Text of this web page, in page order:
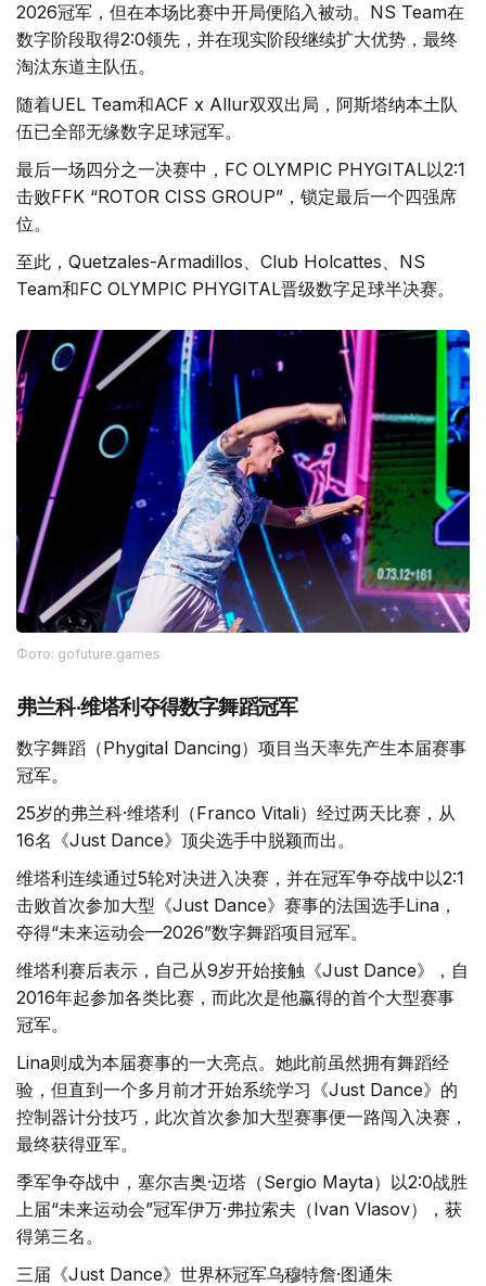
2026冠军，但在本场比赛中开局便陷入被动。NS Team在
数字阶段取得2:0领先，并在现实阶段继续扩大优势，最终
淘汰东道主队伍。
随着UEL Team和ACF x Allur双双出局，阿斯塔纳本土队
伍已全部无缘数字足球冠军。
最后一场四分之一决赛中，FC OLYMPIC PHYGITAL以2:1
击败FFK “ROTOR CISS GROUP”，锁定最后一个四强席
位。
至此，Quetzales-Armadillos、Club Holcattes、NS
Team和FC OLYMPIC PHYGITAL晋级数字足球半决赛。
Фото: gofuture.games
弗兰科·维塔利夺得数字舞蹈冠军
数字舞蹈（Phygital Dancing）项目当天率先产生本届赛事
冠军。
25岁的弗兰科·维塔利（Franco Vitali）经过两天比赛，从
16名《Just Dance》顶尖选手中脱颖而出。
维塔利连续通过5轮对决进入决赛，并在冠军争夺战中以2:1
击败首次参加大型《Just Dance》赛事的法国选手Lina，
夺得“未来运动会—2026”数字舞蹈项目冠军。
维塔利赛后表示，自己从9岁开始接触《Just Dance》，自
2016年起参加各类比赛，而此次是他赢得的首个大型赛事
冠军。
Lina则成为本届赛事的一大亮点。她此前虽然拥有舞蹈经
验，但直到一个多月前才开始系统学习《Just Dance》的
控制器计分技巧，此次首次参加大型赛事便一路闯入决赛，
最终获得亚军。
季军争夺战中，塞尔吉奥·迈塔（Sergio Mayta）以2:0战胜
上届“未来运动会”冠军伊万·弗拉索夫（Ivan Vlasov），获
得第三名。
三届《Just Dance》世界杯冠军乌穆特詹·图通朱